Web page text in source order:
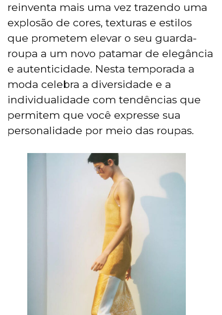
reinventa mais uma vez trazendo uma
explosão de cores, texturas e estilos
que prometem elevar o seu guarda-
roupa a um novo patamar de elegância
e autenticidade. Nesta temporada a
moda celebra a diversidade e a
individualidade com tendências que
permitem que você expresse sua
personalidade por meio das roupas.